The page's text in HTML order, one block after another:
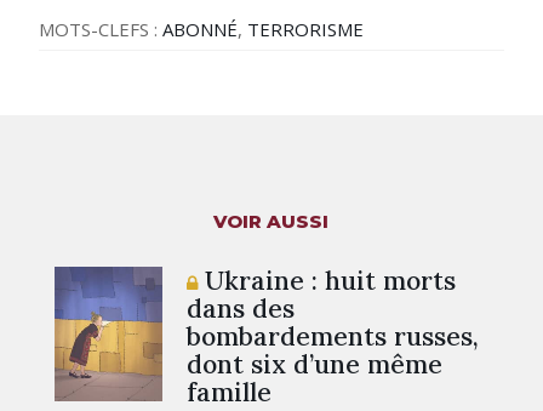
MOTS-CLEFS :ABONNÉ, TERRORISME
VOIR AUSSI
Ukraine : huit morts
dans des
bombardements russes,
dont six d’une même
famille